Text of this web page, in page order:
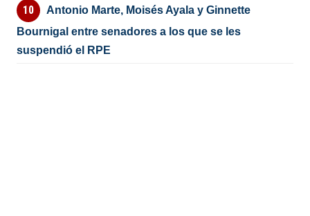
Antonio Marte, Moisés Ayala y Ginnette
Bournigal entre senadores a los que se les
suspendió el RPE